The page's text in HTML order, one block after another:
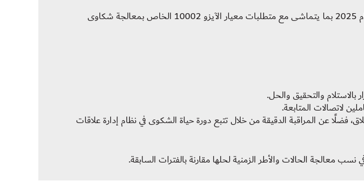
أُدخلت تحديثات رسمية على إجراءات إدارة الحالات في عام 2025 بما يتماشى مع متطلبات معيار الآيزو 10002 الخاص بمعالجة شكاوى
والتحقيق والحل.
لاتصالات المتابعة.
فضلًا عن المراقبة الدقيقة من خلال تتبع دورة حياة الشكوى في نظام إدارة علاقات
الحالات والأطر الزمنية لحلها مقارنة بالفترات السابقة.